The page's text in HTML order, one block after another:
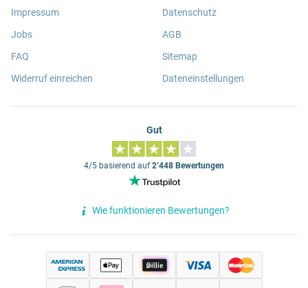
Impressum
Jobs
FAQ
Widerruf einreichen
Datenschutz
AGB
Sitemap
Dateneinstellungen
Gut
4/5 basierend auf2’448 Bewertungen
Wie funktionieren Bewertungen?